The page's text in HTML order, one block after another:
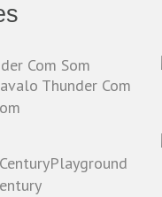
Thunder Com
Playground